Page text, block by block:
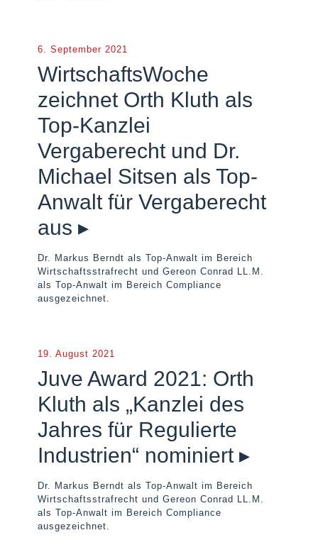
6. September 2021
WirtschaftsWoche
zeichnet Orth Kluth als
Top-Kanzlei
Vergaberecht und Dr.
Michael Sitsen als Top-
Anwalt für Vergaberecht
aus ▸
Dr. Markus Berndt als Top-Anwalt im Bereich
Wirtschaftsstrafrecht und Gereon Conrad LL.M.
als Top-Anwalt im Bereich Compliance
ausgezeichnet.
19. August 2021
Juve Award 2021: Orth
Kluth als „Kanzlei des
Jahres für Regulierte
Industrien“ nominiert ▸
Dr. Markus Berndt als Top-Anwalt im Bereich
Wirtschaftsstrafrecht und Gereon Conrad LL.M.
als Top-Anwalt im Bereich Compliance
ausgezeichnet.